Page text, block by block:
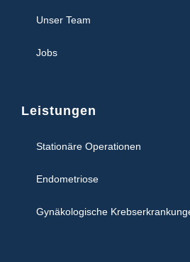
Unser Team
Jobs
Leistungen
Stationäre Operationen
Endometriose
Gynäkologische